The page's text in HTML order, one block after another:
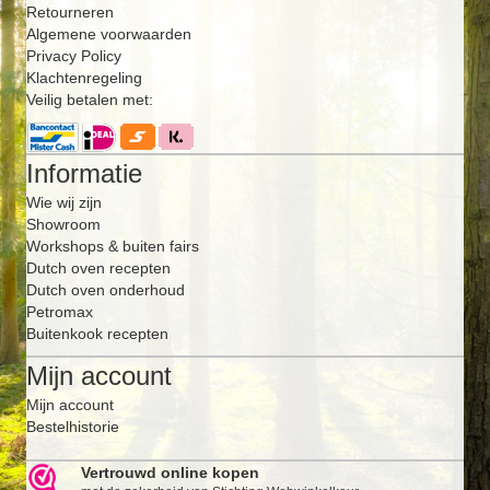
Retourneren
Algemene voorwaarden
Privacy Policy
Klachtenregeling
Veilig betalen met:
Informatie
Wie wij zijn
Showroom
Workshops & buiten fairs
Dutch oven recepten
Dutch oven onderhoud
Petromax
Buitenkook recepten
Mijn account
Mijn account
Bestelhistorie
Vertrouwd online kopen